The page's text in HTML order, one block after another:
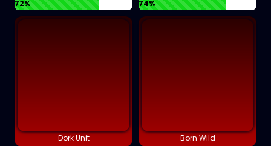
72% 74%
Dork Unit Born Wild